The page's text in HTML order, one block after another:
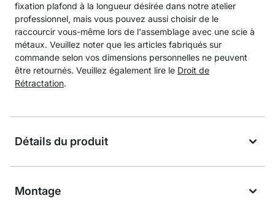
fixation plafond à la longueur désirée dans notre atelier
professionnel, mais vous pouvez aussi choisir de le
raccourcir vous-même lors de l'assemblage avec une scie à
métaux. Veuillez noter que les articles fabriqués sur
commande selon vos dimensions personnelles ne peuvent
être retournés. Veuillez également lire le Droit de
Rétractation.
Détails du produit
Montage